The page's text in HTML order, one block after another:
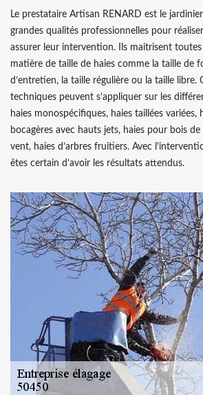
Le prestataire Artisan RENARD est le
grandes qualités professionnelles pour
assurer leur intervention. Ils maitrisent
matière de taille de haies comme la taille de
d’entretien, la taille régulière ou la taille libre.
techniques peuvent s’appliquer sur les
haies monospécifiques, haies taillées variées,
bocagères avec hauts jets, haies pour bois
vent, haies d’arbres fruitiers. Avec
êtes certain d’avoir les résultats attendus.